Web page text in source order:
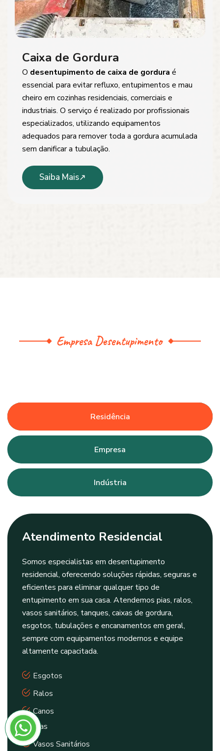
Caixa de Gordura
O desentupimento de caixa de gordura é
essencial para evitar refluxo, entupimentos e mau
cheiro em cozinhas residenciais, comerciais e
industriais. O serviço é realizado por profissionais
especializados, utilizando equipamentos
adequados para remover toda a gordura acumulada
sem danificar a tubulação.
Saiba Mais
Empresa Desentupimento
Residência
Empresa
Indústria
Atendimento Residencial
Somos especialistas em desentupimento
residencial, oferecendo soluções rápidas, seguras e
eficientes para eliminar qualquer tipo de
entupimento em sua casa. Atendemos pias, ralos,
vasos sanitários, tanques, caixas de gordura,
esgotos, tubulações e encanamentos em geral,
sempre com equipamentos modernos e equipe
altamente capacitada.
Esgotos
Ralos
Canos
Pias
Vasos Sanitários